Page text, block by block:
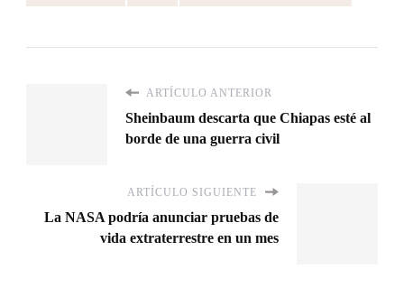
ARTÍCULO ANTERIOR
Sheinbaum descarta que Chiapas esté al
borde de una guerra civil
ARTÍCULO SIGUIENTE
La NASA podría anunciar pruebas de
vida extraterrestre en un mes